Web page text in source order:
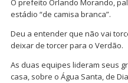
O prefeito Orlando Morando,
estádio “de camisa branca”.
Deu a entender que não vai
deixar de torcer para o Verdão.
As duas equipes lideram seus
casa, sobre o Água Santa, de